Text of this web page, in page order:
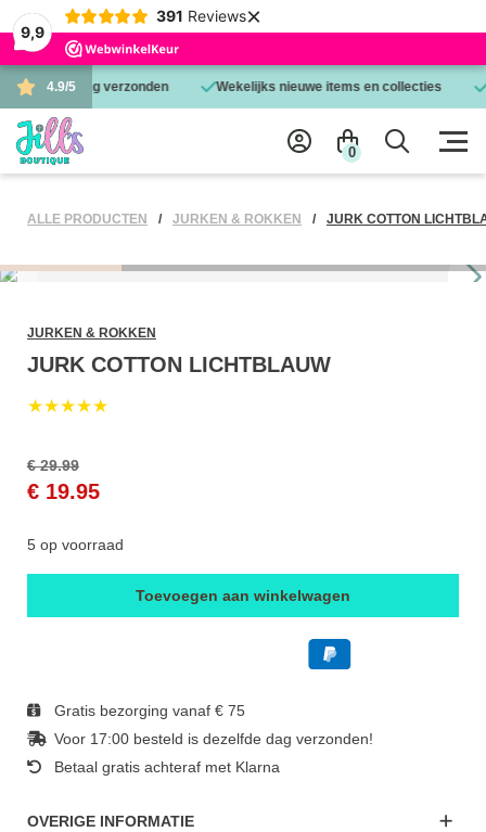
9,9
391 Reviews×
4.9/5
dezelfde dag verzonden Wekelijks nieuwe items en collecties
0
ALLE PRODUCTEN JURKEN & ROKKEN JURK COTTON
JURKEN & ROKKEN
JURK COTTON LICHTBLAUW
★★★★★
€ 29.99
€ 19.95
5 op voorraad
Toevoegen aan winkelwagen
Gratis bezorging vanaf € 75
Voor 17:00 besteld is dezelfde dag verzonden!
Betaal gratis achteraf met Klarna
OVERIGE INFORMATIE